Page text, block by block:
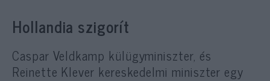
Hollandia szigorít
Caspar Veldkamp külügyminiszter, és
Reinette Klever kereskedelmi miniszter egy